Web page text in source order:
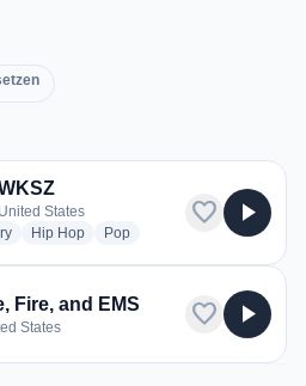
States
radio stations
Hip Hopradio stations
Popradio stations
favorite play_arrow
Fire, and EMS
States favorite play_arrow